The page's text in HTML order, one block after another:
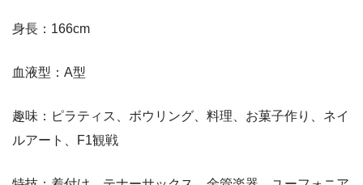
身長：166cm
血液型：A型
趣味：ピラティス、ボウリング、料理、お菓子作り、ネイ
ルアート、F1観戦